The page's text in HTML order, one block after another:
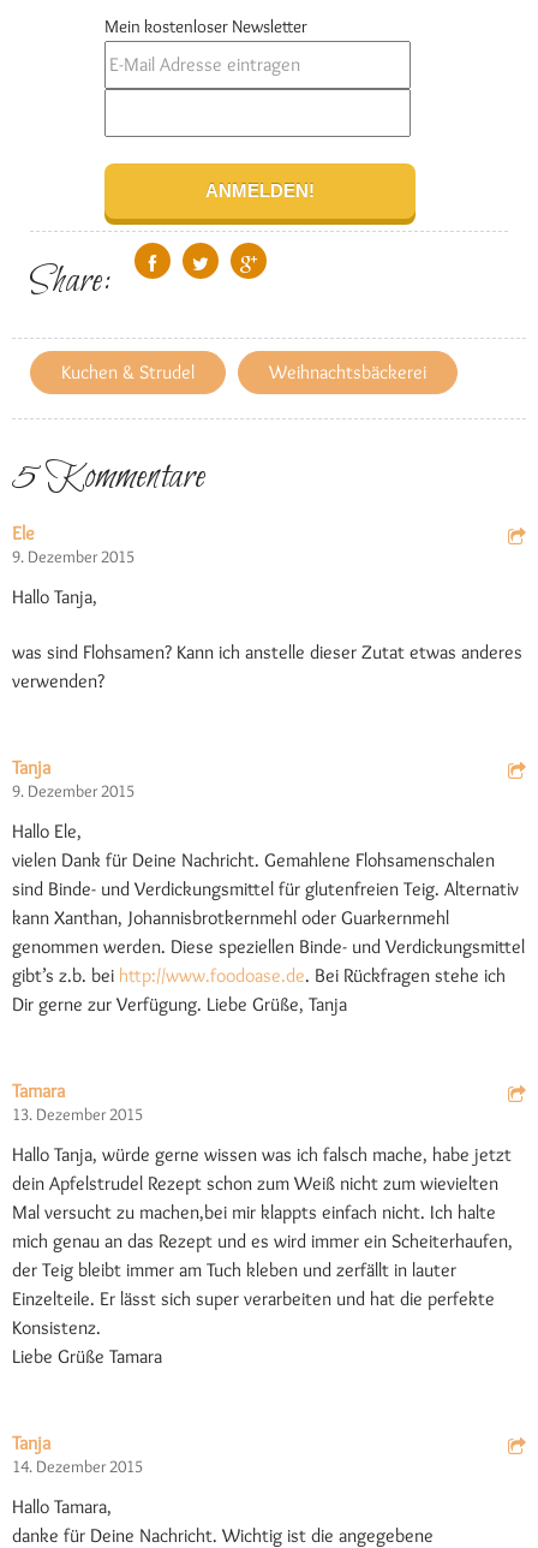
Mein kostenloser Newsletter
Share:
Kuchen & Strudel Weihnachtsbäckerei
5 Kommentare
Ele
9. Dezember 2015
Hallo Tanja,
was sind Flohsamen? Kann ich anstelle dieser Zutat etwas anderes
verwenden?
Tanja
9. Dezember 2015
Hallo Ele,
vielen Dank für Deine Nachricht. Gemahlene Flohsamenschalen
sind Binde- und Verdickungsmittel für glutenfreien Teig. Alternativ
kann Xanthan, Johannisbrotkernmehl oder Guarkernmehl
genommen werden. Diese speziellen Binde- und Verdickungsmittel
gibt’s z.b. bei http://www.foodoase.de. Bei Rückfragen stehe ich
Dir gerne zur Verfügung. Liebe Grüße, Tanja
Tamara
13. Dezember 2015
Hallo Tanja, würde gerne wissen was ich falsch mache, habe jetzt
dein Apfelstrudel Rezept schon zum Weiß nicht zum wievielten
Mal versucht zu machen,bei mir klappts einfach nicht. Ich halte
mich genau an das Rezept und es wird immer ein Scheiterhaufen,
der Teig bleibt immer am Tuch kleben und zerfällt in lauter
Einzelteile. Er lässt sich super verarbeiten und hat die perfekte
Konsistenz.
Liebe Grüße Tamara
Tanja
14. Dezember 2015
Hallo Tamara,
danke für Deine Nachricht. Wichtig ist die angegebene